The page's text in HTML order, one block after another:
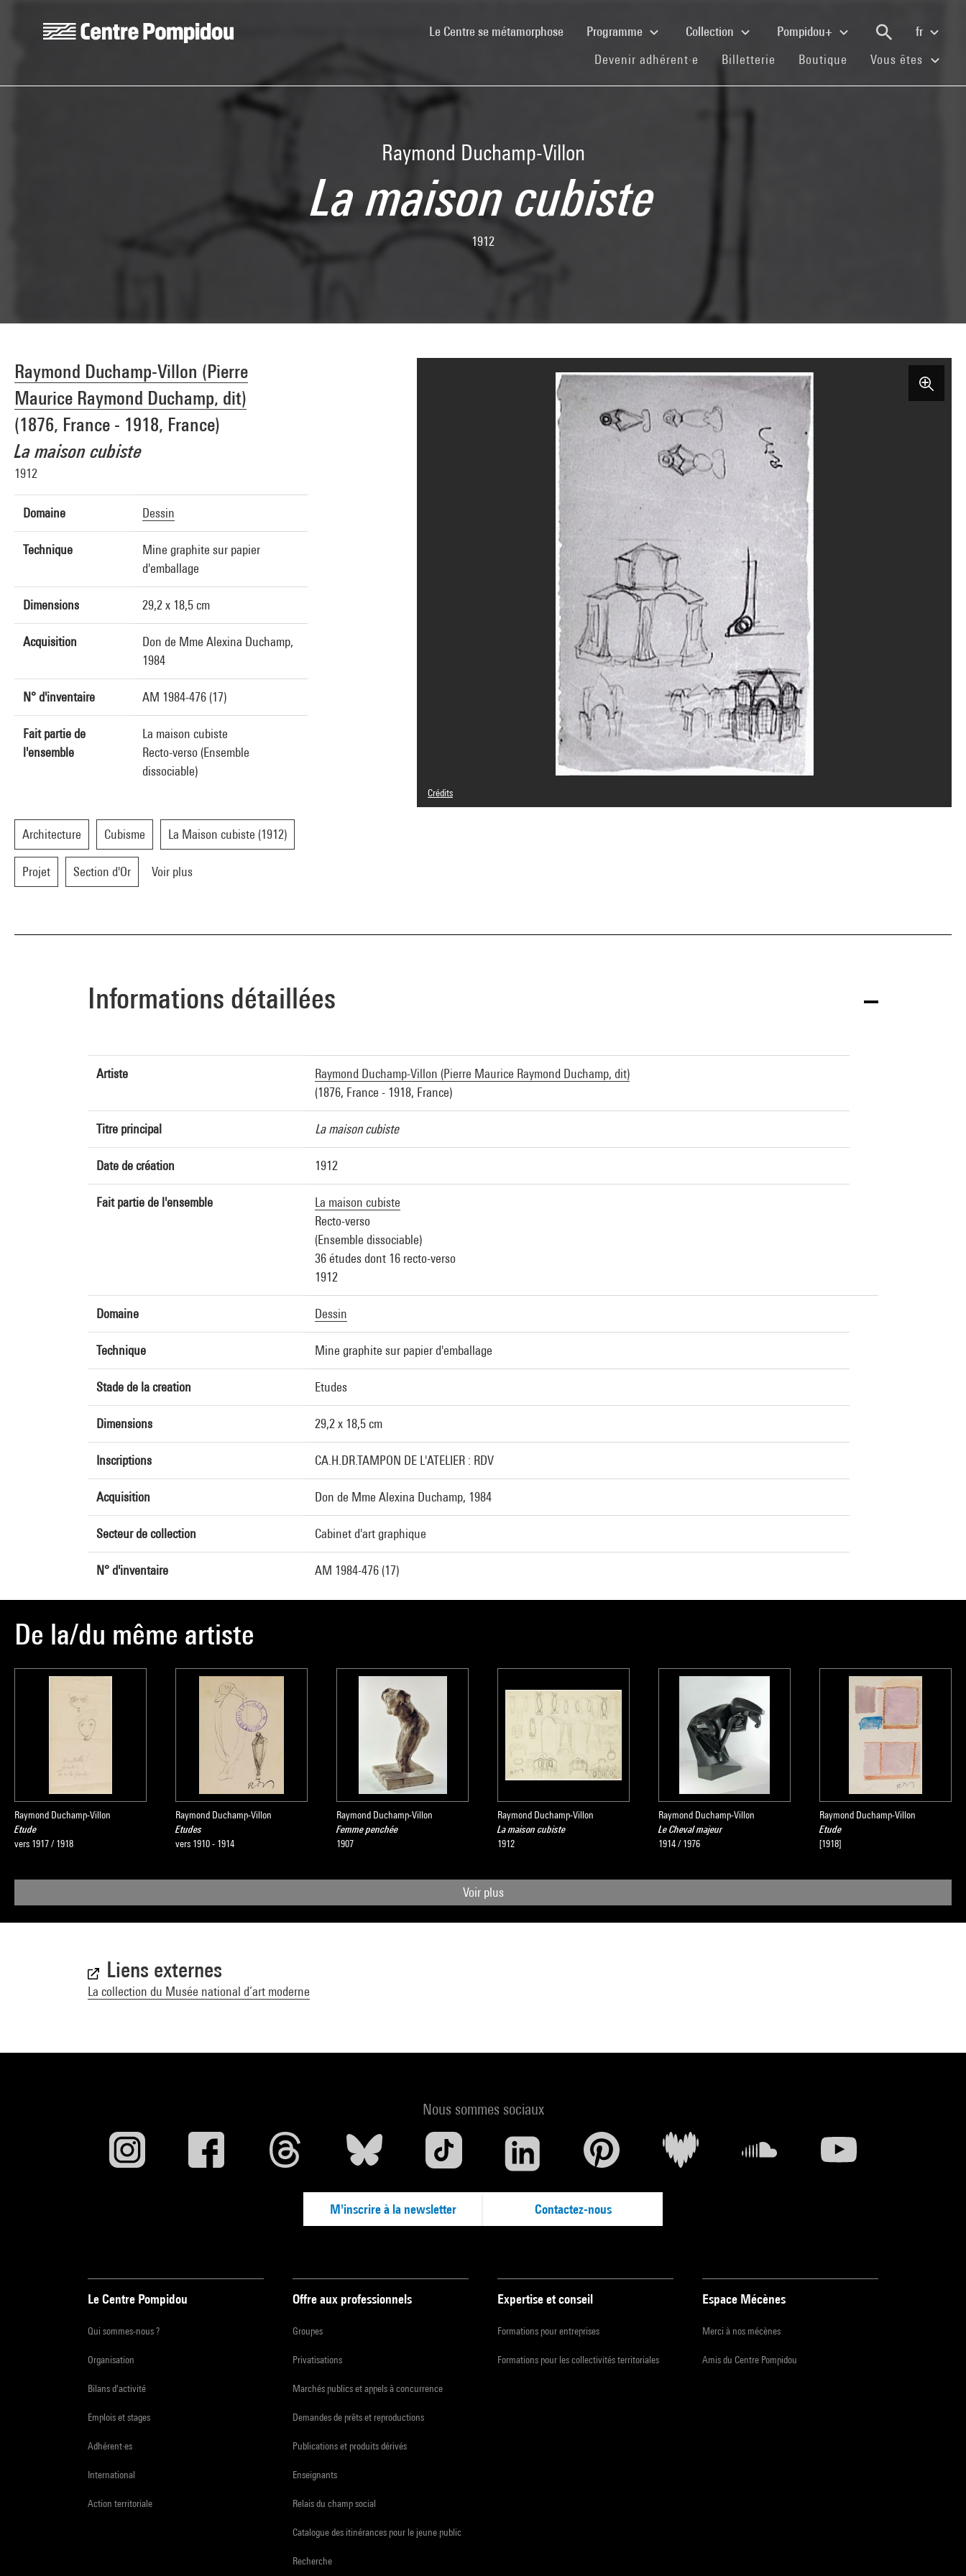
Le Centre se métamorphose(current)Programme Collection Pompidou+
fr
Devenir adhérent·e (current)
Billetterie (current)
Boutique (current)
Vous êtes
Raymond Duchamp-Villon
La maison cubiste
1912
Raymond Duchamp-Villon (Pierre
Maurice Raymond Duchamp, dit)
(1876, France - 1918, France)
La maison cubiste
1912
Domaine Dessin
Technique
Mine graphite sur papier
d'emballage
Dimensions 29,2 x 18,5 cm
Acquisition
Don de Mme Alexina Duchamp,
1984
N° d'inventaire AM 1984-476 (17)
Fait partie de
l'ensemble
La maison cubiste
Recto-verso (Ensemble
dissociable)
Architecture Cubisme La Maison cubiste (1912)
Projet Section d'Or Voir plus
Crédits
Domaine public
Informations détaillées
Artiste
Raymond Duchamp-Villon (Pierre Maurice Raymond Duchamp, dit)
(1876, France - 1918, France)
Titre principal La maison cubiste
Date de création 1912
Fait partie de l'ensemble
La maison cubiste
Recto-verso
(Ensemble dissociable)
36 études dont 16 recto-verso
1912
Domaine Dessin
Technique Mine graphite sur papier d'emballage
Stade de la creation Etudes
Dimensions 29,2 x 18,5 cm
Inscriptions CA.H.DR.TAMPON DE L'ATELIER : RDV
Acquisition Don de Mme Alexina Duchamp, 1984
Secteur de collection Cabinet d'art graphique
N° d'inventaire AM 1984-476 (17)
De la/du même artiste
Raymond Duchamp-Villon
Etude
vers 1917 / 1918
Raymond Duchamp-Villon
Etudes
vers 1910 - 1914
Raymond Duchamp-Villon
Femme penchée
1907
Raymond Duchamp-Villon
La maison cubiste
1912
Raymond Duchamp-Villon
Le Cheval majeur
1914 / 1976
Raymond Duchamp-Villon
Etude
[1918]
Voir plus
Liens externes
La collection du Musée national d’art moderne
Nous sommes sociaux
M'inscrire à la newsletter Contactez-nous
Le Centre Pompidou
Qui sommes-nous ?
Organisation
Bilans d'activité
Emplois et stages
Adhérent·es
International
Action territoriale
Offre aux professionnels
Groupes
Privatisations
Marchés publics et appels à concurrence
Demandes de prêts et reproductions
Publications et produits dérivés
Enseignants
Relais du champ social
Catalogue des itinérances pour le jeune public
Recherche
Expertise et conseil
Formations pour entreprises
Formations pour les collectivités territoriales
Espace Mécènes
Merci à nos mécènes
Amis du Centre Pompidou